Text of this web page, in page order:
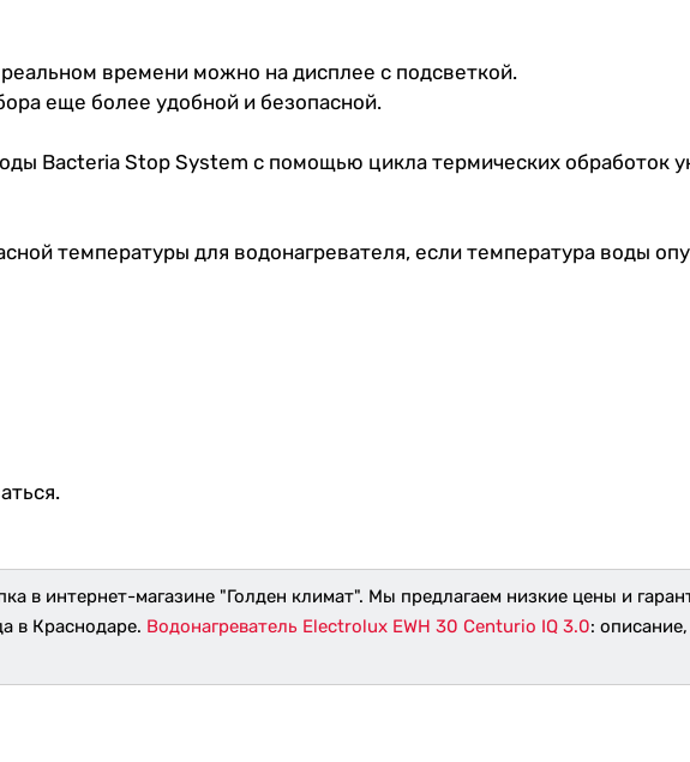
времени можно на дисплее с подсветкой.
еще более удобной и безопасной.
Bacteria Stop System с помощью цикла термических обработок
температуры для водонагревателя, если температура воды
в интернет-магазине "Голден климат". Мы предлагаем низкие цены и
в Краснодаре. Водонагреватель Electrolux EWH 30 Centurio IQ 3.0: